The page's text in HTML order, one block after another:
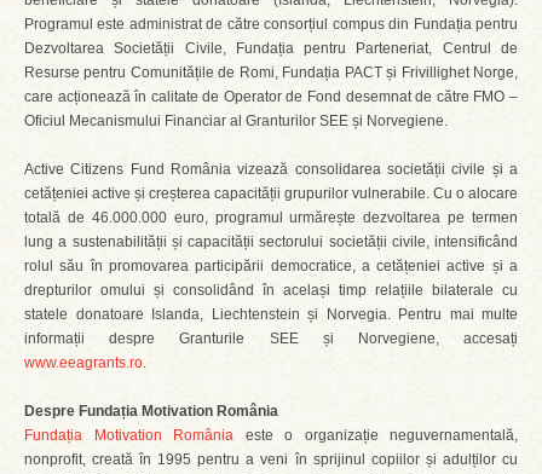
Programul este administrat de către consorțiul compus din Fundația pentru
Dezvoltarea Societății Civile, Fundația pentru Parteneriat, Centrul de
Resurse pentru Comunitățile de Romi, Fundația PACT și Frivillighet Norge,
care acționează în calitate de Operator de Fond desemnat de către FMO –
Oficiul Mecanismului Financiar al Granturilor SEE și Norvegiene.
Active Citizens Fund România vizează consolidarea societății civile și a
cetățeniei active și creșterea capacității grupurilor vulnerabile. Cu o alocare
totală de 46.000.000 euro, programul urmărește dezvoltarea pe termen
lung a sustenabilității și capacității sectorului societății civile, intensificând
rolul său în promovarea participării democratice, a cetățeniei active și a
drepturilor omului și consolidând în același timp relațiile bilaterale cu
statele donatoare Islanda, Liechtenstein și Norvegia. Pentru mai multe
informații despre Granturile SEE și Norvegiene, accesați
www.eeagrants.ro.
Despre Fundația Motivation România
Fundația Motivation România este o organizație neguvernamentală,
nonprofit, creată în 1995 pentru a veni în sprijinul copiilor și adulților cu